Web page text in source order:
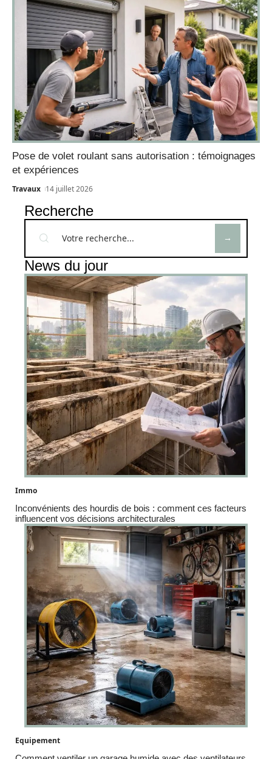
Pose de volet roulant sans autorisation : témoignages
et expériences
Travaux 14 juillet 2026
Recherche
News du jour
Immo
Inconvénients des hourdis de bois : comment ces facteurs
influencent vos décisions architecturales
Equipement